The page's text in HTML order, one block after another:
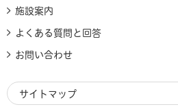
施設案内
よくある質問と回答
お問い合わせ
サイトマップ